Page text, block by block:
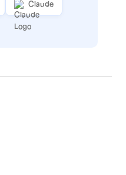
Claude